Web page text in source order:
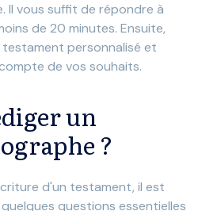
Il vous suffit de répondre à
de 20 minutes. Ensuite,
personnalisé et
de vos souhaits.
un
?
d'un testament, il est
questions essentielles